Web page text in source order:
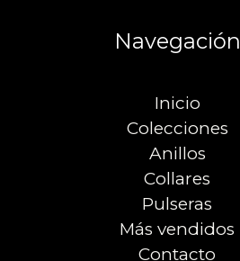
Navegación
Inicio
Colecciones
Anillos
Collares
Pulseras
Más vendidos
Contacto